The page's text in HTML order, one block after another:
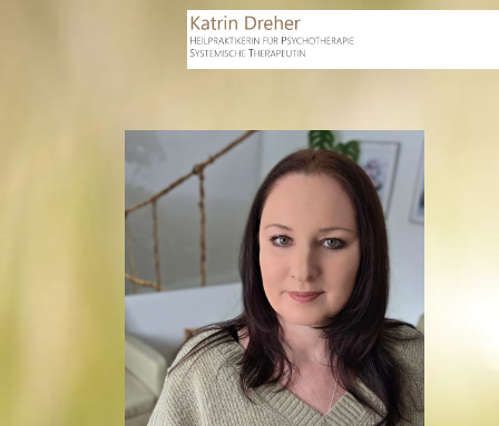
Katrin Dreher
Praxis für Psychotherapie nach dem
Heilpraktikergesetz